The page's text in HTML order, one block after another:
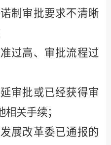
制审批要求不清晰
过高、审批流程过
审批或已经获得审
关手续；
展改革委已通报的